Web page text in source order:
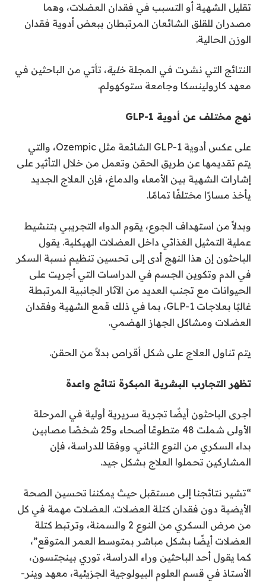
تقليل الشهية أو التسبب في فقدان العضلات، وهما
مصدران للقلق الشائعان المرتبطان ببعض أدوية فقدان
الوزن الحالية.
النتائج التي نشرت في المجلة خلية، تأتي من الباحثين في
معهد كارولينسكا وجامعة ستوكهولم.
نهج مختلف عن أدوية GLP-1
على عكس أدوية GLP-1 الشائعة مثل Ozempic، والتي
يتم تقديمها عن طريق الحقن وتعمل من خلال التأثير على
إشارات الشهية بين الأمعاء والدماغ، فإن العلاج الجديد
يأخذ مسارًا مختلفًا تمامًا.
وبدلاً من استهداف الجوع، يقوم الدواء التجريبي بتنشيط
عملية التمثيل الغذائي داخل العضلات الهيكلية. يقول
الباحثون إن هذا النهج أدى إلى تحسين تنظيم نسبة السكر
في الدم وتكوين الجسم في الدراسات التي أجريت على
الحيوانات مع تجنب العديد من الآثار الجانبية المرتبطة
غالبًا بعلاجات GLP-1، بما في ذلك قمع الشهية وفقدان
العضلات ومشاكل الجهاز الهضمي.
يتم تناول العلاج على شكل أقراص بدلاً من الحقن.
تظهر التجارب البشرية المبكرة نتائج واعدة
أجرى الباحثون أيضًا تجربة سريرية أولية في المرحلة
الأولى شملت 48 متطوعًا أصحاء و25 شخصًا مصابين
بداء السكري من النوع الثاني. ووفقا للدراسة، فإن
المشاركين تحملوا العلاج بشكل جيد.
“تشير نتائجنا إلى مستقبل حيث يمكننا تحسين الصحة
الأيضية دون فقدان كتلة العضلات. العضلات مهمة في كل
من مرض السكري من النوع 2 والسمنة، وترتبط كتلة
العضلات أيضًا بشكل مباشر بمتوسط ​​​​العمر المتوقع”،
كما يقول أحد الباحثين وراء الدراسة، توري بينجتسون،
الأستاذ في قسم العلوم البيولوجية الجزيئية، معهد وينر-